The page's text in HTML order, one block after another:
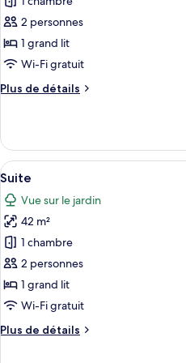
patio
ce
type
de
chambre :
Suite
côté
jardin
(Chill
out)
2 personnes
1 grand lit
Wi-Fi gratuit
Plus de détails
Plus
le
type
de
Suite
Junior,
terrasse,
côté
jardin
(Chill
out)
Afficher
toutes
les
photos
pour
ce
type
de
chambre :
Suite
11
Suite
Vue sur le jardin
42 m²
1 chambre
2 personnes
1 grand lit
Wi-Fi gratuit
Plus de détails
Plus